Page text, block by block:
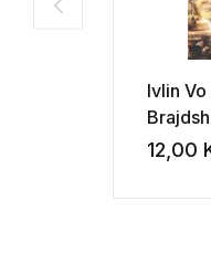
Ivlin
12,00